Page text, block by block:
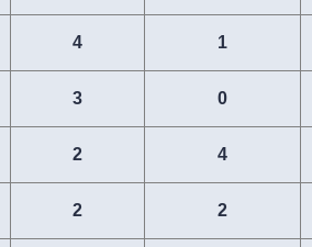
4 1
3 0
2 4
2 2